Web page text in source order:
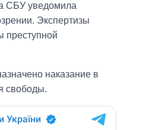
СБУ уведомила
Экспертизы
преступной
наказание в
свободы.